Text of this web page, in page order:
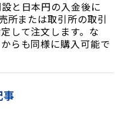
と日本円の入金後に
所または取引所の取引
して注文します。な
らも同様に購入可能で
事